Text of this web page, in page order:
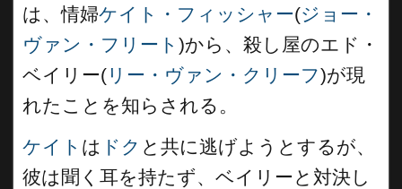
は、情婦ケイト・フィッシャー(ジョー・
ヴァン・フリート )から、殺し屋のエド・
ベイリー( リー・ヴァン・クリーフ)が現
れたことを知らされる。
ケイト は ドク と共に逃げようとするが、
彼は聞く耳を持たず、ベイリーと対決し